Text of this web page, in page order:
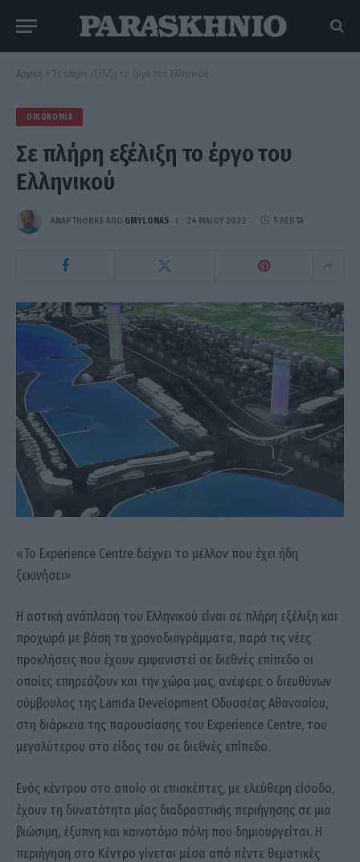
Αρχική » Σε πλήρη εξέλιξη το έργο του Ελληνικού
ΟΙΚΟΝΟΜΊΑ
Σε πλήρη εξέλιξη το έργο του
Ελληνικού
ΑΝΑΡΤΗΘΗΚΕ ΑΠΟ GMYLONAS 24 ΜΑΪ́ΟΥ 2022 5 ΛΕΠΤΆ
«Το Experience Centre δείχνει το μέλλον που έχει ήδη
ξεκινήσει»
Η αστική ανάπλαση του Ελληνικού είναι σε πλήρη εξέλιξη και
προχωρά με βάση τα χρονοδιαγράμματα, παρά τις νέες
προκλήσεις που έχουν εμφανιστεί σε διεθνές επίπεδο οι
οποίες επηρεάζουν και την χώρα μας, ανέφερε ο διευθύνων
σύμβουλος της Lamda Development Οδυσσέας Αθανασίου,
στη διάρκεια της παρουσίασης του Experience Centre, του
μεγαλύτερου στο είδος του σε διεθνές επίπεδο.
Ενός κέντρου στο οποίο οι επισκέπτες, με ελεύθερη είσοδο,
έχουν τη δυνατότητα μίας διαδραστικής περιήγησης σε μια
βιώσιμη, έξυπνη και καινοτόμο πόλη που δημιουργείται. H
περιήγηση στο Κέντρο γίνεται μέσα από πέντε θεματικές